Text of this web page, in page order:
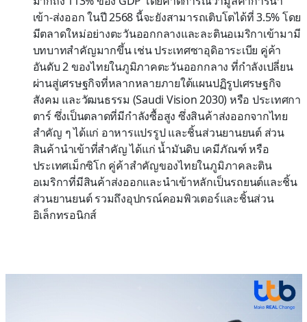
เข้า-ส่งออก ในปี 2568 นี้จะยังสามารถเติบโตได้ที่ 3.5% โดย
มีตลาดใหม่อย่างตะวันออกกลางและละตินอเมริกาเข้ามามี
บทบาทสำคัญมากขึ้น เช่น ประเทศซาอุดิอาระเบีย คู่ค้า
อันดับ 2 ของไทยในภูมิภาคตะวันออกกลาง ที่กำลังเปลี่ยน
ผ่านสู่เศรษฐกิจที่หลากหลายภายใต้แผนปฏิรูปเศรษฐกิจ
สังคม และวัฒนธรรม (Saudi Vision 2030) หรือ ประเทศกา
ตาร์ ซึ่งเป็นตลาดที่มีกำลังซื้อสูง ซึ่งสินค้าส่งออกจากไทย
สำคัญ ๆ ได้แก่ อาหารแปรรูป และชิ้นส่วนยานยนต์ ส่วน
สินค้านำเข้าที่สำคัญ ได้แก่ น้ำมันดิบ เคมีภัณฑ์ หรือ
ประเทศเม็กซิโก คู่ค้าสำคัญของไทยในภูมิภาคละติน
อเมริกาที่มีสินค้าส่งออกและนำเข้าหลักเป็นรถยนต์และชิ้น
ส่วนยานยนต์ รวมถึงอุปกรณ์คอมพิวเตอร์และชิ้นส่วน
อิเล็กทรอนิกส์